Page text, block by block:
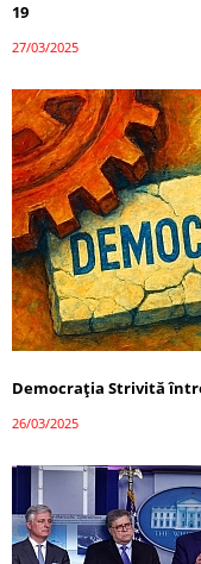
19
27/03/2025
Democrația Strivită
26/03/2025